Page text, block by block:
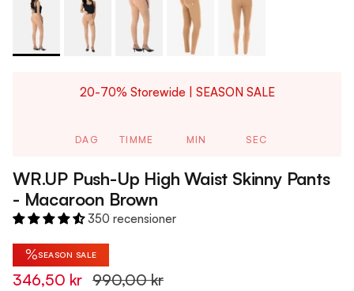
20-70% Storewide | SEASON SALE
DAG TIMME MIN SEC
WR.UP Push-Up High Waist Skinny Pants
- Macaroon Brown
350 recensioner
%SEASON SALE
346,50 kr 990,00 kr